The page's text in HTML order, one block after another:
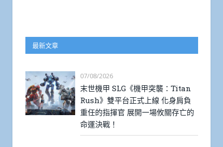
最新文章
07/08/2026
末世機甲 SLG《機甲突襲：Titan
Rush》雙平台正式上線 化身肩負
重任的指揮官 展開一場攸關存亡的
命運決戰！